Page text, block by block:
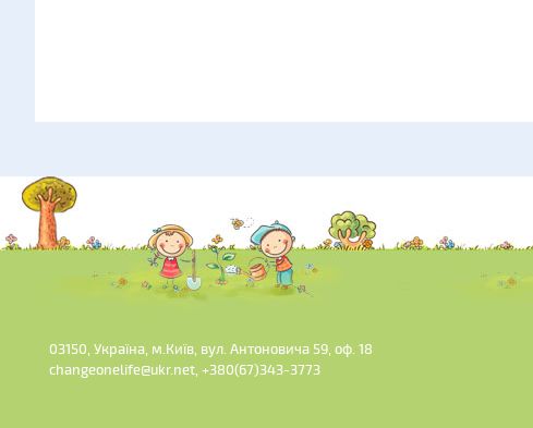
03150, Україна, м.Київ, вул. Антоновича 59, оф. 18
changeonelife@ukr.net, +380(67)343-3773